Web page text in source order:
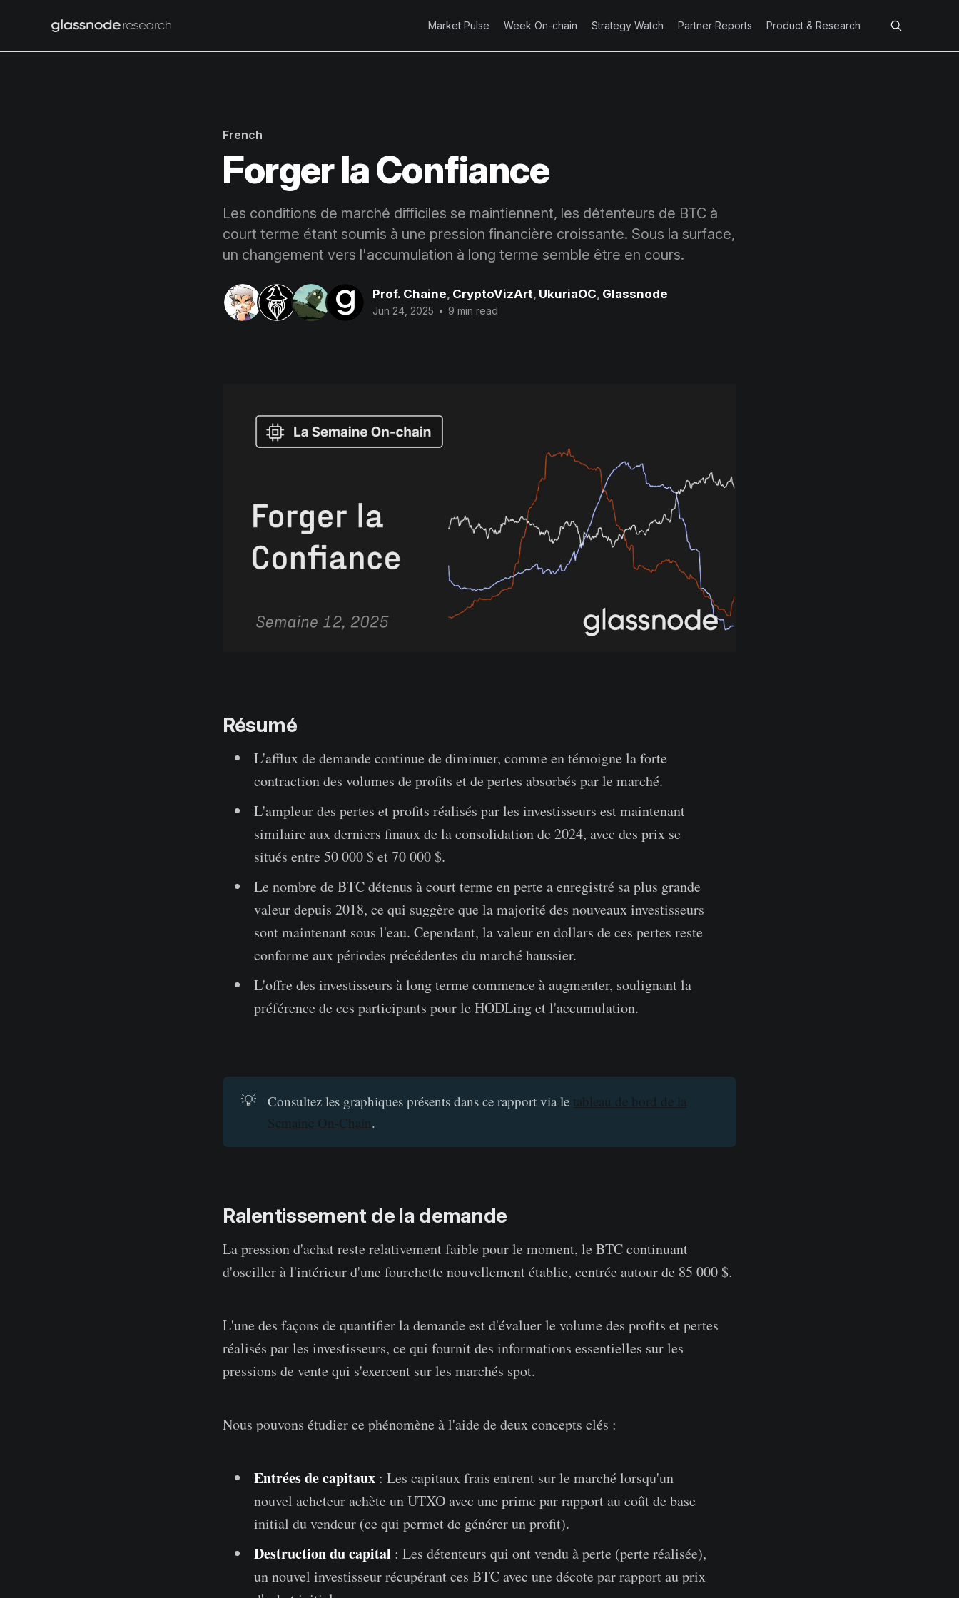
Market Pulse Week On-chain Strategy Watch Partner Reports Product & Research
French
Forger la Confiance
Les conditions de marché difficiles se maintiennent, les détenteurs de BTC à
court terme étant soumis à une pression financière croissante. Sous la surface,
un changement vers l'accumulation à long terme semble être en cours.
Prof. Chaine, CryptoVizArt, UkuriaOC, Glassnode
Jun 24, 2025 • 9 min read
Résumé
L'afflux de demande continue de diminuer, comme en témoigne la forte
contraction des volumes de profits et de pertes absorbés par le marché.
L'ampleur des pertes et profits réalisés par les investisseurs est maintenant
similaire aux derniers finaux de la consolidation de 2024, avec des prix se
situés entre 50 000 $ et 70 000 $.
Le nombre de BTC détenus à court terme en perte a enregistré sa plus grande
valeur depuis 2018, ce qui suggère que la majorité des nouveaux investisseurs
sont maintenant sous l'eau. Cependant, la valeur en dollars de ces pertes reste
conforme aux périodes précédentes du marché haussier.
L'offre des investisseurs à long terme commence à augmenter, soulignant la
préférence de ces participants pour le HODLing et l'accumulation.
💡 Consultez les graphiques présents dans ce rapport via le tableau de bord de la
Semaine On-Chain.
Ralentissement de la demande
La pression d'achat reste relativement faible pour le moment, le BTC continuant
d'osciller à l'intérieur d'une fourchette nouvellement établie, centrée autour de 85 000 $.
L'une des façons de quantifier la demande est d'évaluer le volume des profits et pertes
réalisés par les investisseurs, ce qui fournit des informations essentielles sur les
pressions de vente qui s'exercent sur les marchés spot.
Nous pouvons étudier ce phénomène à l'aide de deux concepts clés :
Entrées de capitaux : Les capitaux frais entrent sur le marché lorsqu'un
nouvel acheteur achète un UTXO avec une prime par rapport au coût de base
initial du vendeur (ce qui permet de générer un profit).
Destruction du capital : Les détenteurs qui ont vendu à perte (perte réalisée),
un nouvel investisseur récupérant ces BTC avec une décote par rapport au prix